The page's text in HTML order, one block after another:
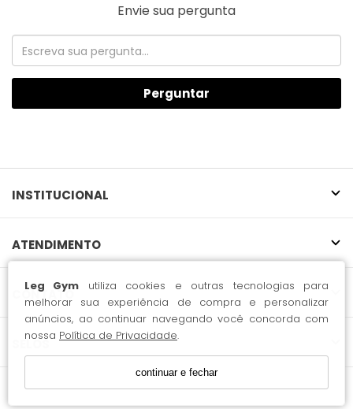
Leg Gym utiliza cookies e outras tecnologias para
melhorar sua experiência de compra e personalizar
anúncios, ao continuar navegando você concorda com
nossa Política de Privacidade.
continuar e fechar
Envie sua pergunta
Perguntar
INSTITUCIONAL
ATENDIMENTO
CONTATO
SELOS